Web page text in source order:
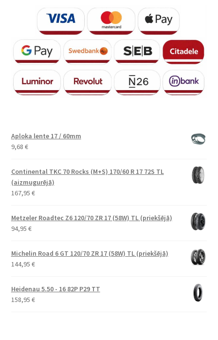
Aploka lente 17 / 60mm
9,68 €
Continental TKC 70 Rocks (M+S) 170/60 R 17 72S TL
(aizmugurējā)
167,95 €
Metzeler Roadtec Z6 120/70 ZR 17 (58W) TL (priekšējā)
94,95 €
Michelin Road 6 GT 120/70 ZR 17 (58W) TL (priekšējā)
144,95 €
Heidenau 5.50 - 16 82P P29 TT
158,95 €